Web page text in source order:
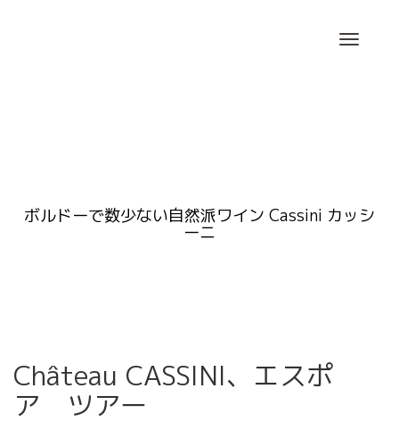
ボルドーで数少ない自然派ワイン Cassini カッシ
ーニ
Château CASSINI、エスポ
ア ツアー